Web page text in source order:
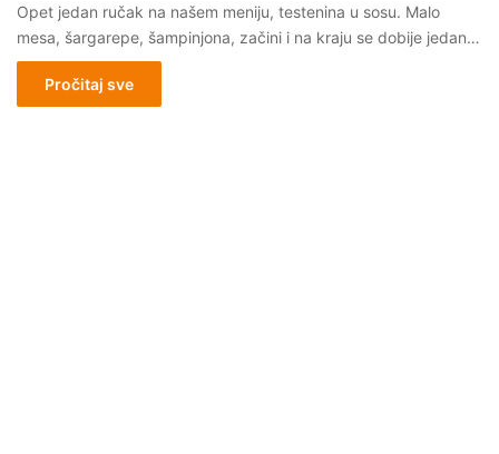
Opet jedan ručak na našem meniju, testenina u sosu. Malo
mesa, šargarepe, šampinjona, začini i na kraju se dobije jedan…
Pročitaj sve